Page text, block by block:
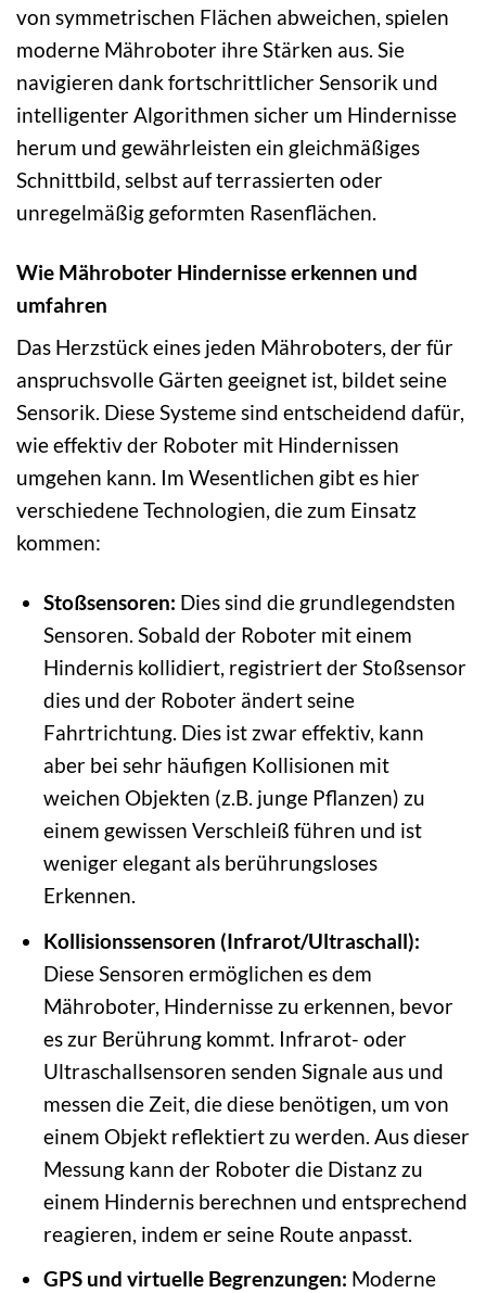
von symmetrischen Flächen abweichen, spielen
moderne Mähroboter ihre Stärken aus. Sie
navigieren dank fortschrittlicher Sensorik und
intelligenter Algorithmen sicher um Hindernisse
herum und gewährleisten ein gleichmäßiges
Schnittbild, selbst auf terrassierten oder
unregelmäßig geformten Rasenflächen.
Wie Mähroboter Hindernisse erkennen und
umfahren
Das Herzstück eines jeden Mähroboters, der für
anspruchsvolle Gärten geeignet ist, bildet seine
Sensorik. Diese Systeme sind entscheidend dafür,
wie effektiv der Roboter mit Hindernissen
umgehen kann. Im Wesentlichen gibt es hier
verschiedene Technologien, die zum Einsatz
kommen:
Stoßsensoren: Dies sind die grundlegendsten
Sensoren. Sobald der Roboter mit einem
Hindernis kollidiert, registriert der Stoßsensor
dies und der Roboter ändert seine
Fahrtrichtung. Dies ist zwar effektiv, kann
aber bei sehr häufigen Kollisionen mit
weichen Objekten (z.B. junge Pflanzen) zu
einem gewissen Verschleiß führen und ist
weniger elegant als berührungsloses
Erkennen.
Kollisionssensoren (Infrarot/Ultraschall):
Diese Sensoren ermöglichen es dem
Mähroboter, Hindernisse zu erkennen, bevor
es zur Berührung kommt. Infrarot- oder
Ultraschallsensoren senden Signale aus und
messen die Zeit, die diese benötigen, um von
einem Objekt reflektiert zu werden. Aus dieser
Messung kann der Roboter die Distanz zu
einem Hindernis berechnen und entsprechend
reagieren, indem er seine Route anpasst.
GPS und virtuelle Begrenzungen: Moderne